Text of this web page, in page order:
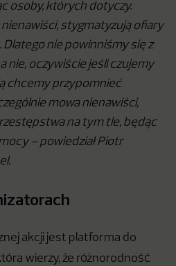
osoby, których dotyczy.
nienawiści, stygmatyzują ofiary
Dlatego nie powinniśmy się z
nie, oczywiście jeśli czujemy
chcemy przypomnieć
mowa nienawiści,
na tym tle, będąc
– powiedział Piotr
akcji jest platforma do
wierzy, że różnorodność